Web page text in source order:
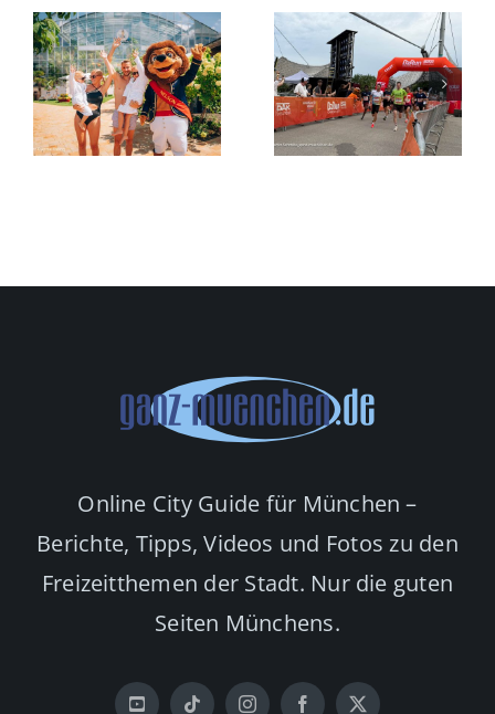
München
2026: Über
30.000
Läufer beim
Firmenlauf
3. EAGLES
Bayerwald
Cup 2026:
331.500 Euro
für den
Online City Guide für München –
Berichte, Tipps, Videos und Fotos zu den
Freizeitthemen der Stadt. Nur die guten
Seiten Münchens.